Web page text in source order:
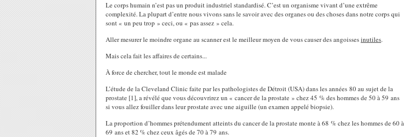
Le corps humain n’est pas un produit industriel standardisé. C’est un organisme vivant d’une extrême
complexité. La plupart d’entre nous vivons sans le savoir avec des organes ou des choses dans notre corps qui
sont « un peu trop » ceci, ou « pas assez » cela.
Aller mesurer le moindre organe au scanner est le meilleur moyen de vous causer des angoissesinutiles.
Mais cela fait les affaires de certains...
À force de chercher, tout le monde est malade
L’étude de la Cleveland Clinic faite par les pathologistes de Détroit (USA) dans les années 80 au sujet de la
prostate [1], a révélé que vous découvrirez un « cancer de la prostate » chez 45 % des hommes de 50 à 59 ans
si vous allez fouiller dans leur prostate avec une aiguille (un examen appelé biopsie).
La proportion d’hommes prétendument atteints du cancer de la prostate monte à 68 % chez les hommes de 60 à
69 ans et 82 % chez ceux âgés de 70 à 79 ans.